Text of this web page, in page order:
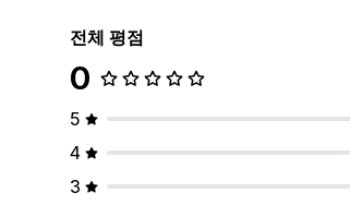
전체 평점
0
5
4
3